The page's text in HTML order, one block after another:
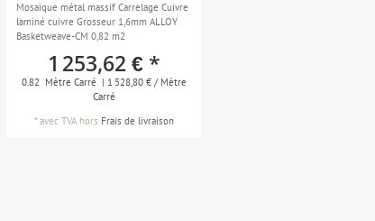
Mosaïque métal massif Carrelage Cuivre
laminé cuivre Grosseur 1,6mm ALLOY
Basketweave-CM 0,82 m2
1 253,62 € *
0.82 Mètre Carré | 1 528,80 € / Mètre
Carré
*avec TVAhors Frais de livraison